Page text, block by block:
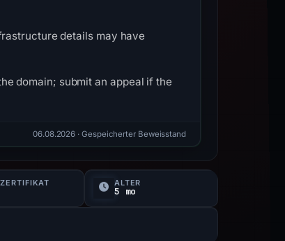
details may have
domain; submit an appeal if the
06.08.2026 · Gespeicherter Beweisstand
ALTER
5 mo